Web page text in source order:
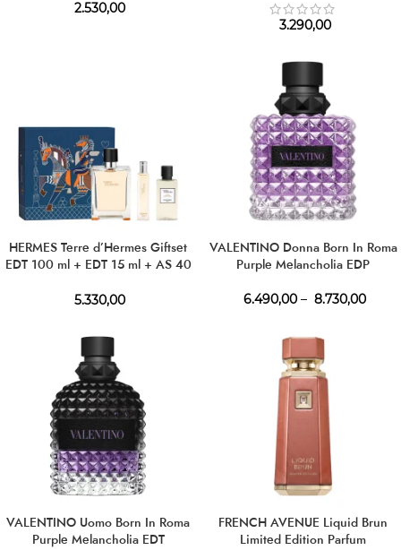
2.530,00
3.290,00
HERMES Terre d’Hermes Giftset
EDT 100 ml + EDT 15 ml + AS 40
5.330,00
VALENTINO Donna Born In Roma
Purple Melancholia EDP
6.490,00 – 8.730,00
VALENTINO Uomo Born In Roma
Purple Melancholia EDT
FRENCH AVENUE Liquid Brun
Limited Edition Parfum